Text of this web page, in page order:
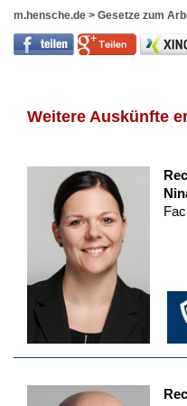
m.hensche.de > Gesetze zum
Weitere Auskünfte